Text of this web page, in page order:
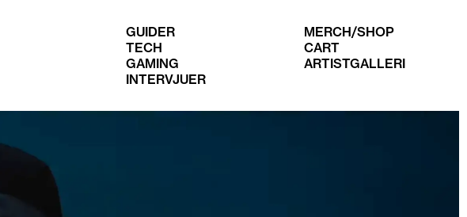
GUIDER
TECH
GAMING
INTERVJUER
MERCH/SHOP
CART
ARTISTGALLERI